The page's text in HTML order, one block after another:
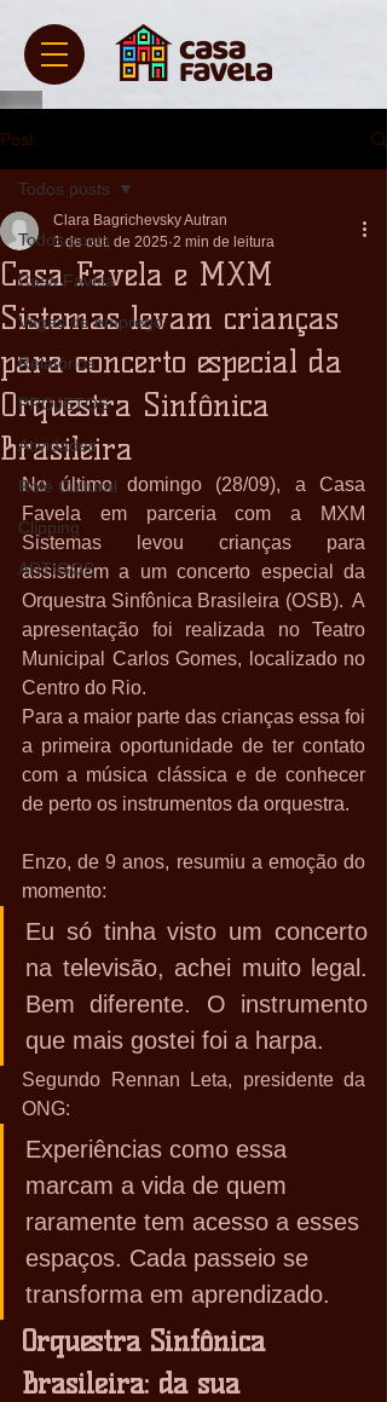
Post
Todos posts
Casa Favela
Vagas de emprego
Relatórios
PROJETOS
Atividades
Rolé Cultural
Clipping
ARTIGOS
Todos posts
Casa Favela e MXM
Sistemas levam crianças
para concerto especial da
Orquestra Sinfônica
Brasileira
Clara Bagrichevsky Autran
1 de out. de 2025 2 min de leitura
No último domingo (28/09), a Casa
Favela em parceria com a MXM
Sistemas levou crianças para
assistirem a um concerto especial da
Orquestra Sinfônica Brasileira (OSB).  A
apresentação foi realizada no Teatro
Municipal Carlos Gomes, localizado no
Centro do Rio.
Para a maior parte das crianças essa foi
a primeira oportunidade de ter contato
com a música clássica e de conhecer
de perto os instrumentos da orquestra.
Enzo, de 9 anos, resumiu a emoção do
momento:
Eu só tinha visto um concerto
na televisão, achei muito legal.
Bem diferente. O instrumento
que mais gostei foi a harpa.
Segundo Rennan Leta, presidente da
ONG:
Experiências como essa
marcam a vida de quem
raramente tem acesso a esses
espaços. Cada passeio se
transforma em aprendizado.
Orquestra Sinfônica
Brasileira: da sua